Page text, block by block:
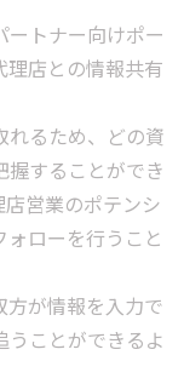
トナー向けポー
理店との情報共有
れるため、どの資
することができ
営業のポテンシ
ローを行うこと
が情報を入力で
うことができるよ